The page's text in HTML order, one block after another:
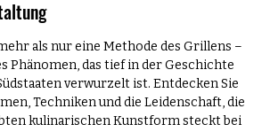
als nur eine Methode des Grillens –
Phänomen, das tief in der Geschichte
verwurzelt ist. Entdecken Sie
Techniken und die Leidenschaft, die
kulinarischen Kunstform steckt bei